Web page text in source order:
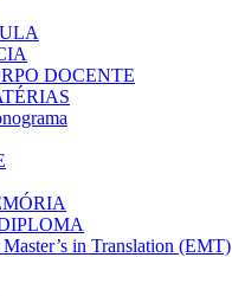
DOCENTE
in Translation (EMT)